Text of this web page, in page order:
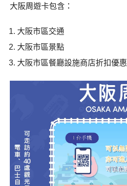
大阪周遊卡包含：
大阪市區交通
大阪市區景點
大阪市區餐廳設施商店折扣優惠